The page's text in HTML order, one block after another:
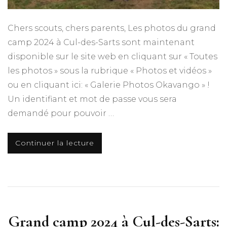
Chers scouts, chers parents, Les photos du grand
camp 2024 à Cul-des-Sarts sont maintenant
disponible sur le site web en cliquant sur « Toutes
les photos » sous la rubrique « Photos et vidéos »
ou en cliquant ici: « Galerie Photos Okavango » !
Un identifiant et mot de passe vous sera
demandé pour pouvoir …
Continuer la lecture
Grand camp 2024 à Cul-des-Sarts: